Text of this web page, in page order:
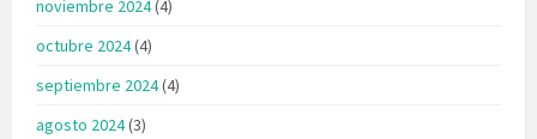
noviembre 2024(4)
octubre 2024(4)
septiembre 2024(4)
agosto 2024(3)